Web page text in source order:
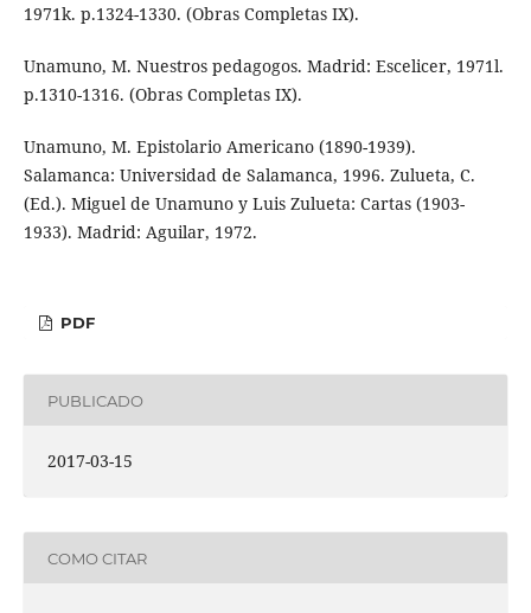
1971k. p.1324-1330. (Obras Completas IX).
Unamuno, M. Nuestros pedagogos. Madrid: Escelicer, 1971l.
p.1310-1316. (Obras Completas IX).
Unamuno, M. Epistolario Americano (1890-1939).
Salamanca: Universidad de Salamanca, 1996. Zulueta, C.
(Ed.). Miguel de Unamuno y Luis Zulueta: Cartas (1903-
1933). Madrid: Aguilar, 1972.
PDF
PUBLICADO
2017-03-15
COMO CITAR